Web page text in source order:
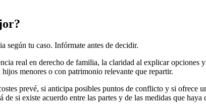
según tu caso. Infórmate antes de decidir.
real en derecho de familia, la claridad al explicar opciones
menores o con patrimonio relevante que repartir.
prevé, si anticipa posibles puntos de conflicto y si ofrece
si existe acuerdo entre las partes y de las medidas que haya